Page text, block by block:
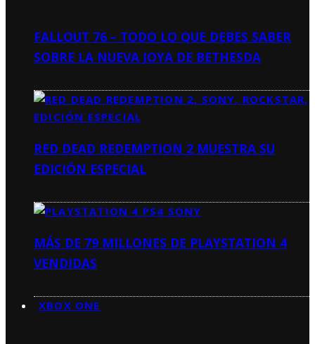
FALLOUT 76 – TODO LO QUE DEBES SABER
SOBRE LA NUEVA JOYA DE BETHESDA
RED DEAD REDEMPTION 2 MUESTRA SU
EDICIÓN ESPECIAL
MÁS DE 79 MILLONES DE PLAYSTATION 4
VENDIDAS
XBOX ONE